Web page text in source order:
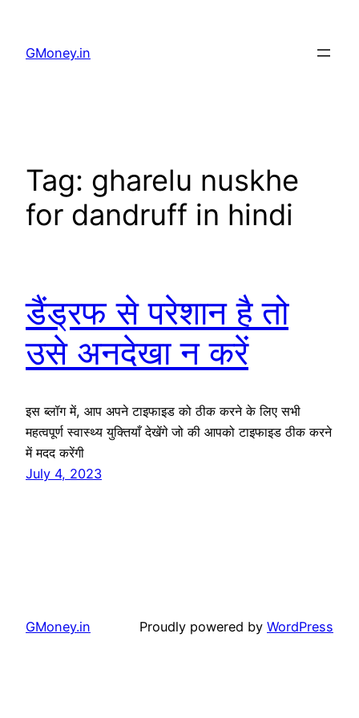
GMoney.in
Tag: gharelu nuskhe
for dandruff in hindi
डैंड्रफ से परेशान है तो
उसे अनदेखा न करें
इस ब्लॉग में, आप अपने टाइफाइड को ठीक करने के लिए सभी
महत्वपूर्ण स्वास्थ्य युक्तियाँ देखेंगे जो की आपको टाइफाइड ठीक करने
में मदद करेंगी
July 4, 2023
GMoney.in Proudly powered by WordPress